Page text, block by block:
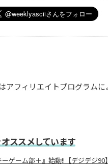
アフィリエイトプログラム
ススメしています
ゲーム部＋』始動!!【デジデジ90】